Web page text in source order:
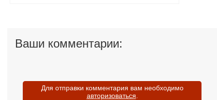
Ваши комментарии:
Для отправки комментария вам необходимо
авторизоваться